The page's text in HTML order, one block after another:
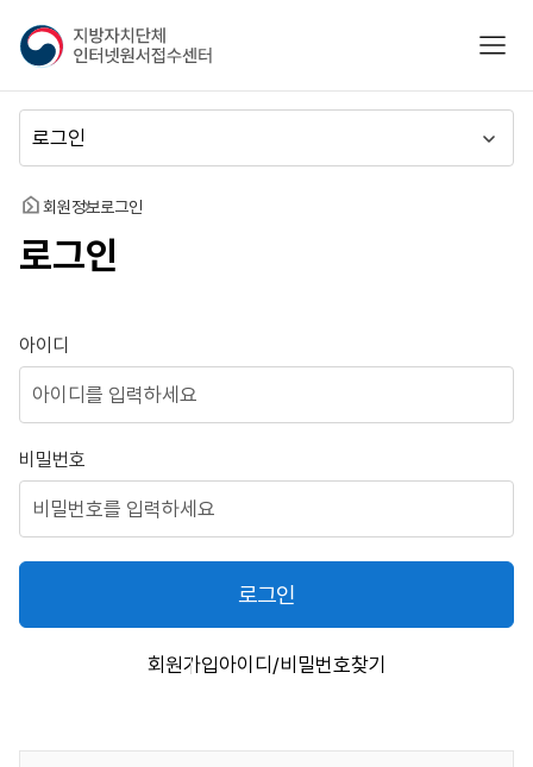
지
방
자
치
단
체
인
넷
접
수
센
모바
뉴
동
홈 회원정보로그인
로그인
로그인
아이디
비밀번호
로그인
회원가입아이디/비밀번호찾기